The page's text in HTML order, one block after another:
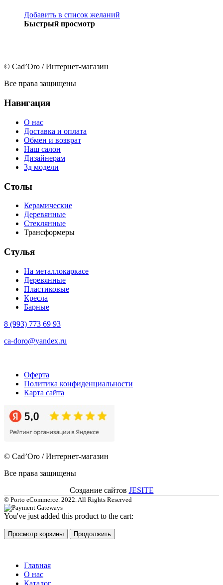
Добавить в список желаний
Быстрый просмотр
© Cad’Oro / Интернет-магазин
Все права защищены
Навигация
О нас
Доставка и оплата
Обмен и возврат
Наш салон
Дизайнерам
3д модели
Столы
Керамические
Деревянные
Стеклянные
Трансформеры
Стулья
На металлокаркасе
Деревянные
Пластиковые
Кресла
Барные
8 (993) 773 69 93
ca-doro@yandex.ru
Оферта
Политика конфиденциальности
Карта сайта
© Cad’Oro / Интернет-магазин
Все права защищены
Создание сайтов JESITE
© Porto eCommerce. 2022. All Rights Reserved
You've just added this product to the cart:
Просмотр корзины Продолжить
Главная
О нас
Каталог